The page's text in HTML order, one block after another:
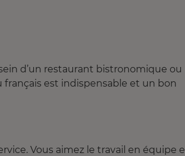
d’un restaurant bistronomique ou
est indispensable et un bon
Vous aimez le travail en équipe